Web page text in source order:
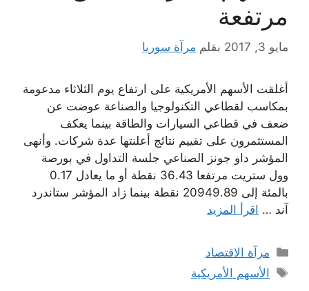
مرتفعة
مايو 3, 2017 بقلم مرآة سوريا
أغلقت الأسهم الأمريكية على ارتفاع يوم الثلاثاء مدعومة
بمكاسب لقطاعي التكنولوجيا والصناعة عوضت عن
ضعف في قطاعي السيارات والطاقة بينما يعكف
المستثمرون على تقييم نتائج أعلنتها عدة شركات. وأنهى
المؤشر داو جونز الصناعي جلسة التداول في بورصة
وول ستريت مرتفعا 36.43 نقطة أو ما يعادل 0.17
بالمئة إلى 20949.89 نقطة بينما زاد المؤشر ستاندرد
آند … اقرأ المزيد
التصنيفات
مرآة الاقتصاد
الوسوم
الأسهم الأمريكية